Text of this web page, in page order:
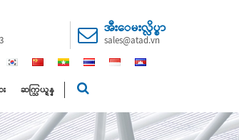
အီးေမးလ္လိပ္စာ
sales@atad.vn
ဆက္သြယ္ရန္